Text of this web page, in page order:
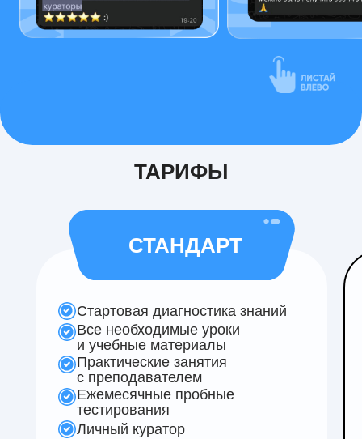
ТАРИФЫ
Стартовая диагностика знаний
Все необходимые уроки
и учебные материалы
Практические занятия
с преподавателем
Ежемесячные пробные
тестирования
Личный куратор
СТАНДАРТ